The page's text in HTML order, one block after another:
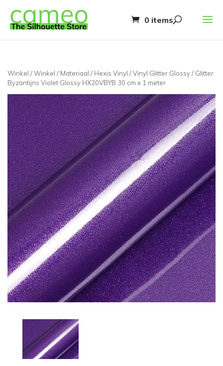
0 items
Winkel /Winkel / Materiaal / Hexis Vinyl /Vinyl Glitter Glossy/ Glitter
Byzantijns Violet Glossy HX20VBYB 30 cm x 1 meter